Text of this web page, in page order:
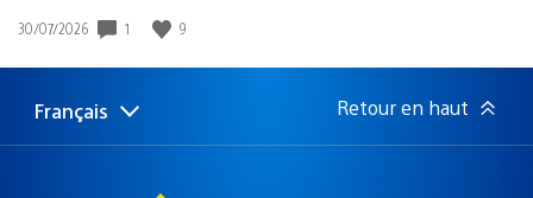
Date
publication
30/07/2026 1 9
Choisir
Région
Français Retour en haut